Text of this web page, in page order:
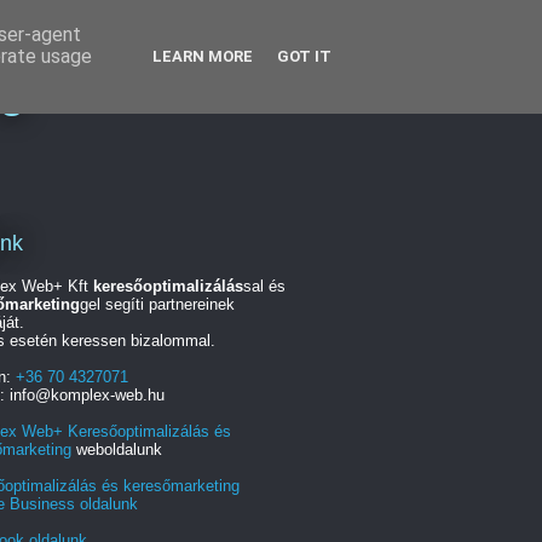
Web+ Kft keresőoptimalizálással és
gel segíti partnereinek
esetén keressen bizalommal.
+36 70 4327071
info@komplex-web.hu
Web+ Keresőoptimalizálás és
weboldalunk
és keresőmarketing
Business oldalunk
agent
usage
LEARN MORE GOT IT